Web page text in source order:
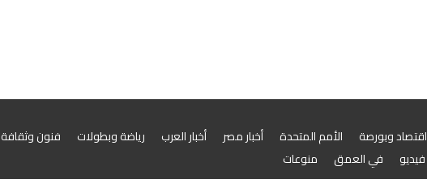
اقتصاد وبورصة الأمم المتحدة أخبار مصر أخبار العرب رياضة وبطولات فنون وثقافة
فيديو في العمق منوعات